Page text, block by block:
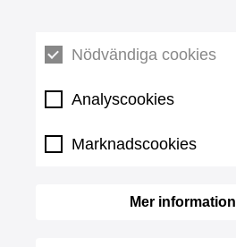
Nödvändiga cookies
Analyscookies
Marknadscookies
Mer information